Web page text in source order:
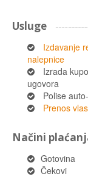
Usluge
Izdavanje
nalepnice
Izrada
ugovora
Polise
Prenos
Načini
Gotovina
Čekovi